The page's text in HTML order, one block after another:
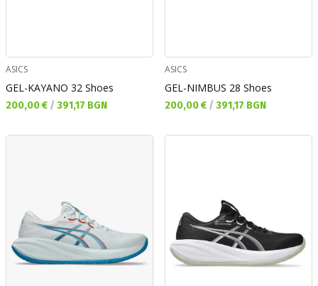
ASICS
GEL-KAYANO 32 Shoes
Текуща цена:
200,00 € / 391,17 BGN
ASICS
GEL-NIMBUS 28 Shoes
Текуща цена:
200,00 € / 391,17 BGN